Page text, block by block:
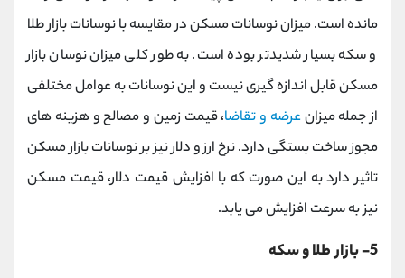
مانده است. میزان نوسانات مسکن در مقایسه با نوسانات بازار طلا
و سکه بسیار شدیدتر بوده است. به طور کلی میزان نوسان بازار
مسکن قابل اندازه گیری نیست و این نوسانات به عوامل مختلفی
از جمله میزانعرضه و تقاضا، قیمت زمین و مصالح و هزینه های
مجوز ساخت بستگی دارد. نرخ ارز و دلار نیز بر نوسانات بازار مسکن
تاثیر دارد به این صورت که با افزایش قیمت دلار، قیمت مسکن
نیز به سرعت افزایش می یابد.
5- بازار طلا و سکه